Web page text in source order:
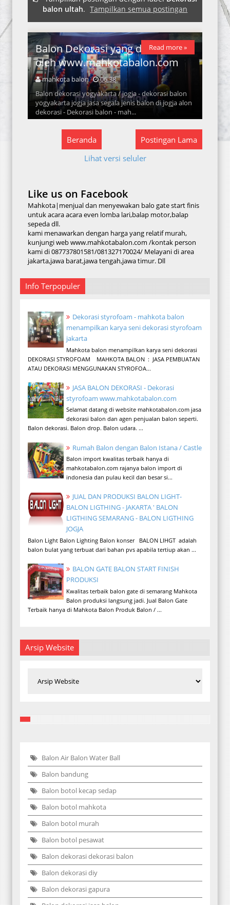
balon ultah. Tampilkan semua postingan
Balon Dekorasi yang ditawarkan
oleh www.mahkotabalon.com
mahkota balon
06.38
Balon dekorasi yogyakarta / jogja - dekorasi balon
yogyakarta jogja jasa segala jenis balon di jogja alon
dekorasi - Dekorasi balon - mah...
Read more »
Postingan Lama
Beranda
Lihat versi seluler
Like us on Facebook
Mahkota|menjual dan menyewakan balo gate start finis
untuk acara acara even lomba lari,balap motor,balap
sepeda dll.
kami menawarkan dengan harga yang relatif murah,
kunjungi web www.mahkotabalon.com /kontak person
kami di 087737801581/081327170024/ Melayani di area
jakarta,jawa barat,jawa tengah,jawa timur. Dll
Info Terpopuler
Dekorasi styrofoam - mahkota balon
menampilkan karya seni dekorasi styrofoam
jakarta
Mahkota balon menampilkan karya seni dekorasi
DEKORASI STYROFOAM MAHKOTA BALON : JASA PEMBUATAN
ATAU DEKORASI MENGGUNAKAN STYROFOA...
JASA BALON DEKORASI - Dekorasi
styrofoam www.mahkotabalon.com
Selamat datang di website mahkotabalon.com jasa
dekorasi balon dan agen penjualan balon seperti.
Balon dekorasi. Balon drop. Balon udara. ...
Rumah Balon dengan Balon Istana / Castle
Balon import kwalitas terbaik hanya di
mahkotabalon.com rajanya balon import di
indonesia dan pulau kecil dan besar si...
JUAL DAN PRODUKSI BALON LIGHT-
BALON LIGTHING - JAKARTA ' BALON
LIGTHING SEMARANG - BALON LIGTHING
JOGJA
Balon Light Balon Lighting Balon konser BALON LIHGT adalah
balon bulat yang terbuat dari bahan pvs apabila tertiup akan ...
BALON GATE BALON START FINISH
PRODUKSI
Kwalitas terbaik balon gate di semarang Mahkota
Balon produksi langsung jadi. Jual Balon Gate
Terbaik hanya di Mahkota Balon Produk Balon / ...
Arsip Website
Balon Air Balon Water Ball
Balon bandung
Balon botol kecap sedap
Balon botol mahkota
Balon botol murah
Balon botol pesawat
Balon dekorasi dekorasi balon
Balon dekorasi diy
Balon dekorasi gapura